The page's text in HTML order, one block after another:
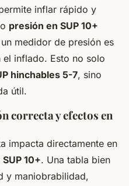
inflar rápido y
presión en SUP 10+
medidor de presión es
inflado. Esto no solo
hinchables 5-7, sino
útil.
correcta y efectos en
impacta directamente en
SUP 10+. Una tabla bien
y maniobrabilidad,